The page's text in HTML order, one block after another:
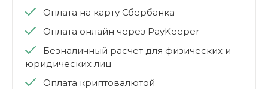
Оплата на карту Сбербанка
Оплата онлайн через PayKeeper
Безналичный расчет для физических и
юридических лиц
Оплата криптовалютой